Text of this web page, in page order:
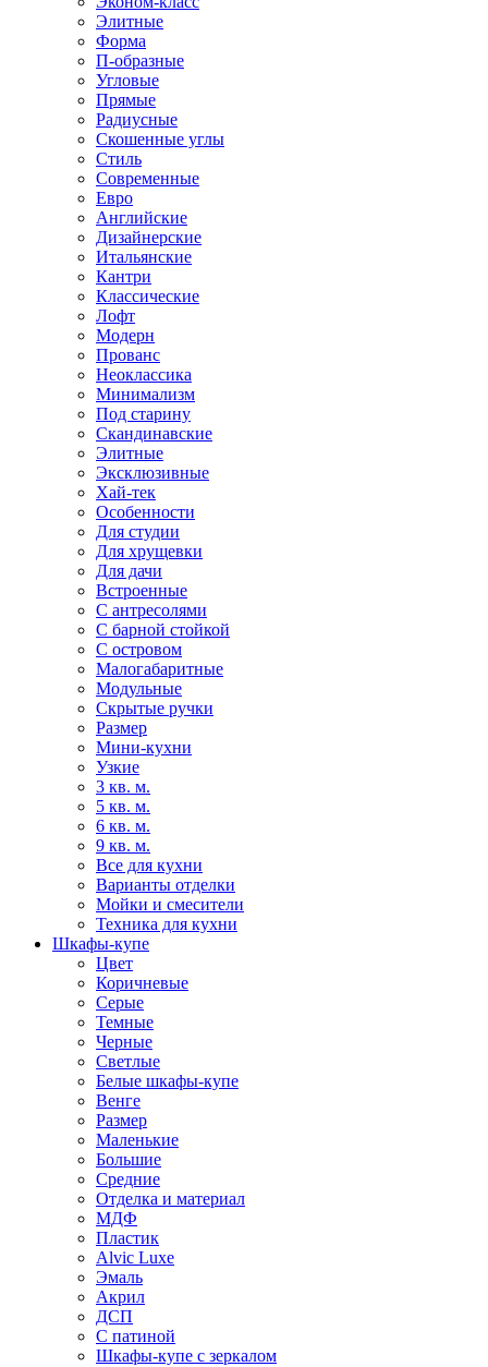
Элитные
Форма
П-образные
Угловые
Прямые
Радиусные
Скошенные углы
Стиль
Современные
Евро
Английские
Дизайнерские
Итальянские
Кантри
Классические
Лофт
Модерн
Прованс
Неоклассика
Минимализм
Под старину
Скандинавские
Элитные
Эксклюзивные
Хай-тек
Особенности
Для студии
Для хрущевки
Для дачи
Встроенные
С антресолями
С барной стойкой
С островом
Малогабаритные
Модульные
Скрытые ручки
Размер
Мини-кухни
Узкие
3 кв. м.
5 кв. м.
6 кв. м.
9 кв. м.
Все для кухни
Варианты отделки
Мойки и смесители
Техника для кухни
Шкафы-купе
Цвет
Коричневые
Серые
Темные
Черные
Светлые
Белые шкафы-купе
Венге
Размер
Маленькие
Большие
Средние
Отделка и материал
МДФ
Пластик
Alvic Luxe
Эмаль
Акрил
ДСП
С патиной
Шкафы-купе с зеркалом